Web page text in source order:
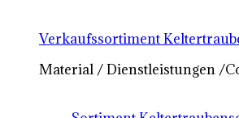
Verkaufssortiment
Material / Dienstleistungen /